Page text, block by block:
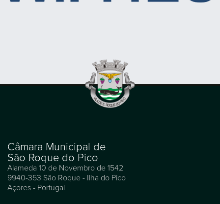
Câmara Municipal de
São Roque do Pico
Alameda 10 de Novembro de 1542
9940-353 São Roque - Ilha do Pico
Açores - Portugal